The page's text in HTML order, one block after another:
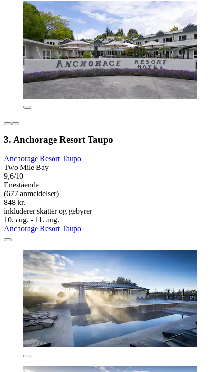
3. Anchorage Resort Taupo
Anchorage Resort Taupo
Two Mile Bay
9,6/10
Enestående
(677 anmeldelser)
848 kr.
inkluderer skatter og gebyrer
10. aug. - 11. aug.
Anchorage Resort Taupo